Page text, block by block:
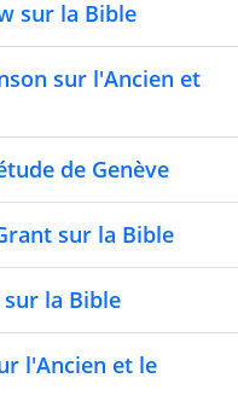
sur la Bible
sur l'Ancien et
de Genève
sur la Bible
la Bible
l'Ancien et le